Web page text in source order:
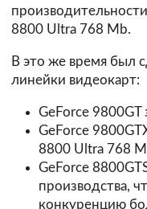
8800 Ultra 768 Mb.
В это же время был
линейки видеокарт:
GeForce 9800GT
GeForce
8800 Ultra 768
GeForce
производства,
конкуренцию